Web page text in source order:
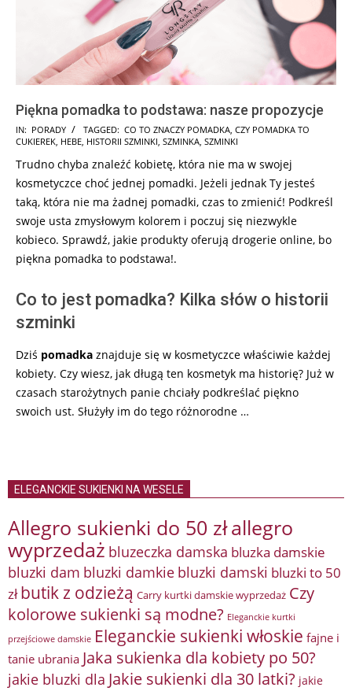
Piękna pomadka to podstawa: nasze propozycje
2025-
07-
25
IN: PORADY TAGGED: CO TO ZNACZY POMADKA CZY POMADKA TO
CUKIEREK HEBE HISTORII SZMINKI SZMINKA SZMINKI
Trudno chyba znaleźć kobietę, która nie ma w swojej
kosmetyczce choć jednej pomadki. Jeżeli jednak Ty jesteś
taką, która nie ma żadnej pomadki, czas to zmienić! Podkreśl
swoje usta zmysłowym kolorem i poczuj się niezwykle
kobieco. Sprawdź, jakie produkty oferują drogerie online, bo
piękna pomadka to podstawa!.
Co to jest pomadka? Kilka słów o historii
szminki
Dziś pomadka znajduje się w kosmetyczce właściwie każdej
kobiety. Czy wiesz, jak długą ten kosmetyk ma historię? Już w
czasach starożytnych panie chciały podkreślać piękno
swoich ust. Służyły im do tego różnorodne …
ELEGANCKIE SUKIENKI NA WESELE
Allegro sukienki do 50 złallegro
wyprzedaż bluzeczka damska bluzka damskie
bluzki dam bluzki damkie bluzki damski bluzki to 50
zł butik z odzieżą Carry kurtki damskie wyprzedaż Czy
kolorowe sukienki są modne? Eleganckie kurtki
przejściowe damskie Eleganckie sukienki włoskie fajne i
tanie ubrania Jaka sukienka dla kobiety po 50?
jakie bluzki dla Jakie sukienki dla 30 latki? jakie